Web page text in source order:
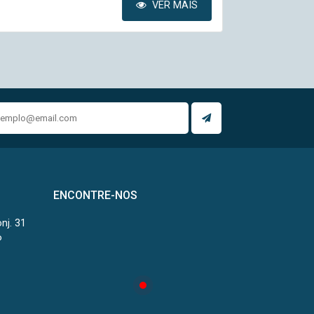
VER MAIS
31
ENCONTRE-NOS